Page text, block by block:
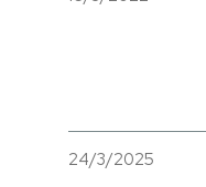
24/3/2025